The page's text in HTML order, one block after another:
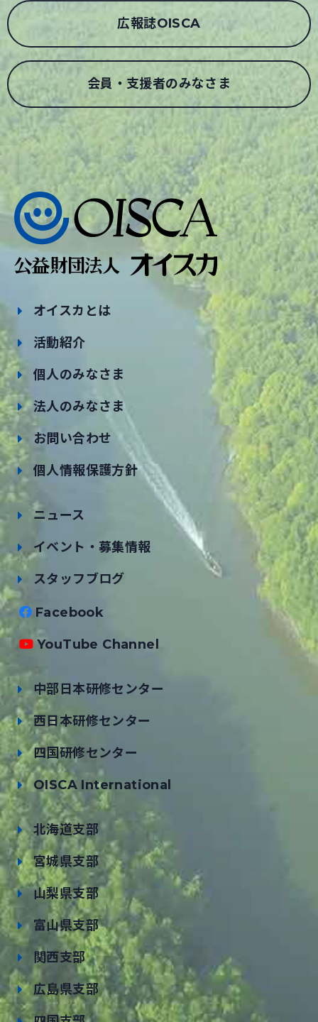
広報誌OISCA
会員・支援者のみなさま
オイスカとは
活動紹介
個人のみなさま
法人のみなさま
お問い合わせ
個人情報保護方針
ニュース
イベント・募集情報
スタッフブログ
Facebook
YouTube Channel
中部日本研修センター
西日本研修センター
四国研修センター
OISCA International
北海道支部
宮城県支部
山梨県支部
富山県支部
関西支部
広島県支部